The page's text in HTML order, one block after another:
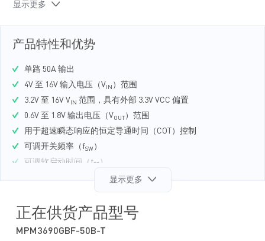
50 采用 MPS 独有的多相恒定导通时间控制模式（MCOT），可
无源元件，采用 BGA（16mmx16mmx5.18mm）封装。
显示更多
产品特性和优势
单路 50A 输出
4V 至 16V 输入电压（V IN ）范围
3.2V 至 16V V IN 范围，具有外部 3.3V VCC 偏置
0.6V 至 1.8V 输出电压（V OUT ）范围
用于超速瞬态响应的恒定导通时间（COT）控制
可调开关频率（fSW ）
可调软启动时间（t SS ）
用于两个输出通道的差分远端采样
显示更多
正在供货产品型号
MPM3690GBF-50B-T